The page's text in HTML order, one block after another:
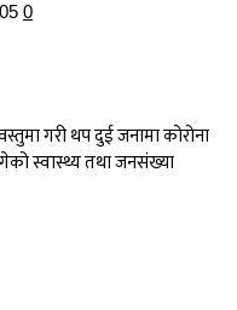
0
गरी थप दुई जनामा कोरोना
स्वास्थ्य तथा जनसंख्या